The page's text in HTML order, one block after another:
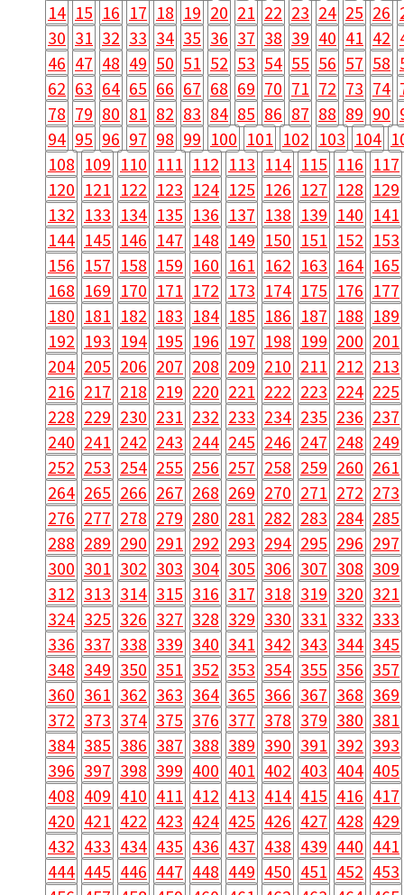
14 15 16 17 18 19 20 21 22 23 24 25 26
30 31 32 33 34 35 36 37 38 39 40 41 42
46 47 48 49 50 51 52 53 54 55 56 57 58
62 63 64 65 66 67 68 69 70 71 72 73 74
78 79 80 81 82 83 84 85 86 87 88 89 90
94 95 96 97 98 99 100 101 102 103 104
108 109 110 111 112 113 114 115 116 117
120 121 122 123 124 125 126 127 128 129
132 133 134 135 136 137 138 139 140 141
144 145 146 147 148 149 150 151 152 153
156 157 158 159 160 161 162 163 164 165
168 169 170 171 172 173 174 175 176 177
180 181 182 183 184 185 186 187 188 189
192 193 194 195 196 197 198 199 200 201
204 205 206 207 208 209 210 211 212 213
216 217 218 219 220 221 222 223 224 225
228 229 230 231 232 233 234 235 236 237
240 241 242 243 244 245 246 247 248 249
252 253 254 255 256 257 258 259 260 261
264 265 266 267 268 269 270 271 272 273
276 277 278 279 280 281 282 283 284 285
288 289 290 291 292 293 294 295 296 297
300 301 302 303 304 305 306 307 308 309
312 313 314 315 316 317 318 319 320 321
324 325 326 327 328 329 330 331 332 333
336 337 338 339 340 341 342 343 344 345
348 349 350 351 352 353 354 355 356 357
360 361 362 363 364 365 366 367 368 369
372 373 374 375 376 377 378 379 380 381
384 385 386 387 388 389 390 391 392 393
396 397 398 399 400 401 402 403 404 405
408 409 410 411 412 413 414 415 416 417
420 421 422 423 424 425 426 427 428 429
432 433 434 435 436 437 438 439 440 441
444 445 446 447 448 449 450 451 452 453